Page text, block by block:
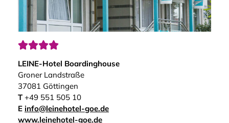

LEINE-Hotel Boardinghouse
Groner Landstraße
37081 Göttingen
T+49 551 505 10
E info@leinehotel-goe.de
www.leinehotel-goe.de